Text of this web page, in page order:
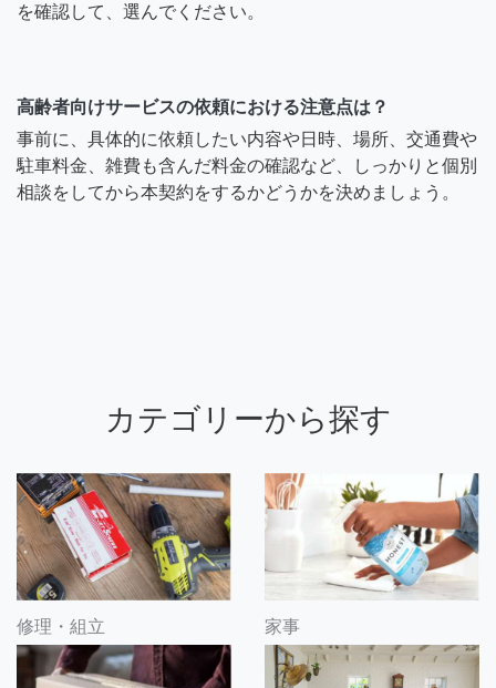
を確認して、選んでください。
高齢者向けサービスの依頼における注意点は？
事前に、具体的に依頼したい内容や日時、場所、交通費や
駐車料金、雑費も含んだ料金の確認など、しっかりと個別
相談をしてから本契約をするかどうかを決めましょう。
カテゴリーから探す
修理・組立 家事